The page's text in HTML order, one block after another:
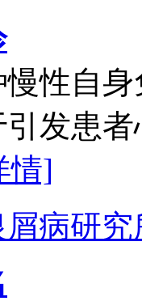
性自
发患
情]
病研究